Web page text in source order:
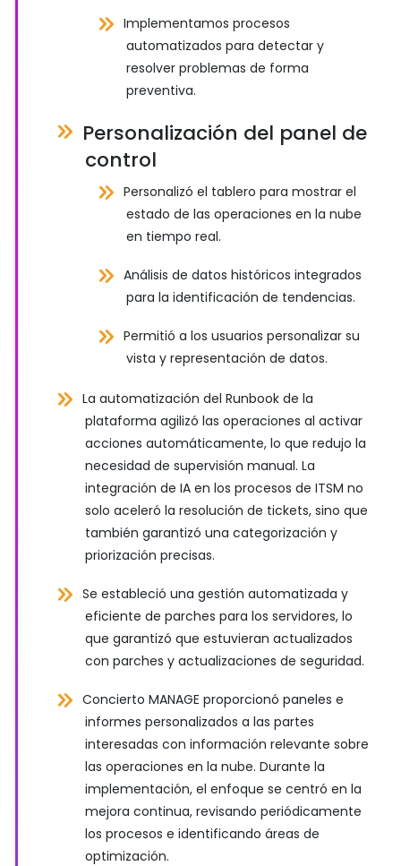
Implementamos procesos
automatizados para detectar y
resolver problemas de forma
preventiva.
Personalización del panel de
control
Personalizó el tablero para mostrar el
estado de las operaciones en la nube
en tiempo real.
Análisis de datos históricos integrados
para la identificación de tendencias.
Permitió a los usuarios personalizar su
vista y representación de datos.
La automatización del Runbook de la
plataforma agilizó las operaciones al activar
acciones automáticamente, lo que redujo la
necesidad de supervisión manual. La
integración de IA en los procesos de ITSM no
solo aceleró la resolución de tickets, sino que
también garantizó una categorización y
priorización precisas.
Se estableció una gestión automatizada y
eficiente de parches para los servidores, lo
que garantizó que estuvieran actualizados
con parches y actualizaciones de seguridad.
Concierto MANAGE proporcionó paneles e
informes personalizados a las partes
interesadas con información relevante sobre
las operaciones en la nube. Durante la
implementación, el enfoque se centró en la
mejora continua, revisando periódicamente
los procesos e identificando áreas de
optimización.